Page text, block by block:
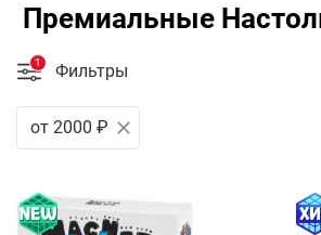
Премиальные
Фильтры
1
от 2000 ₽